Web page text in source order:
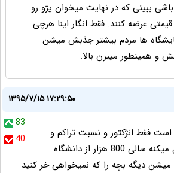
ببینی که در نهایت میخوان پژو رو
عرضه کنند. فقط انگار اینا هرچی
ها مردم بیشتر جذبش میشن
و همینطور میبرن بالا.
۱۳۹۵/۷/۱۵ ۱۷:۲۹:۵۰
83
40
همه شون از نوع TU5 است فقط انژکتور و نسبت تراکم و
تنظیمات موتورش فرق میکنه سالی 800 هزار از دانشگاه
میشن دیگه بچه را که نمیخواهی خر کنید